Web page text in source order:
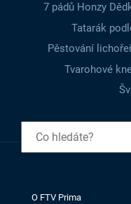
7 pádů Honzy
Tatarák
Pěstování
Tvarohové
O FTV Prima